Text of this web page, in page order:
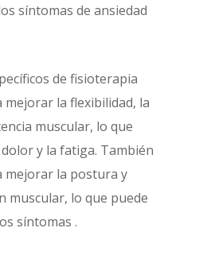
síntomas de ansiedad
de fisioterapia
mejorar la flexibilidad, la
muscular, lo que
y la fatiga. También
mejorar la postura y
muscular, lo que puede
síntomas .